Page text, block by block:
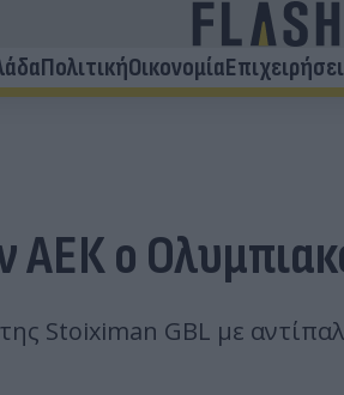
ΠολιτικήΟικονομία
ΑΕΚ ο
Stoiximan GBL με